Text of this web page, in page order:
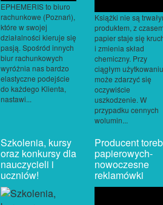
EPHEMERIS to biuro
rachunkowe (Poznań),
które w swojej
działalności kieruje się
pasją. Spośród innych
biur rachunkowych
wyróżnia nas bardzo
elastyczne podejście
do każdego Klienta,
nastawi...
Książki nie są
produktem, z
papier staje się
i zmienia skład
chemiczny. Przy
ciągłym użytkowaniu
może zdarzyć się
oczywiście
uszkodzenie. W
przypadku cennych
wolumin...
Szkolenia, kursy
oraz konkursy dla
nauczycieli i
uczniów!
Producent toreb
papierowych-
nowoczesne
reklamówki